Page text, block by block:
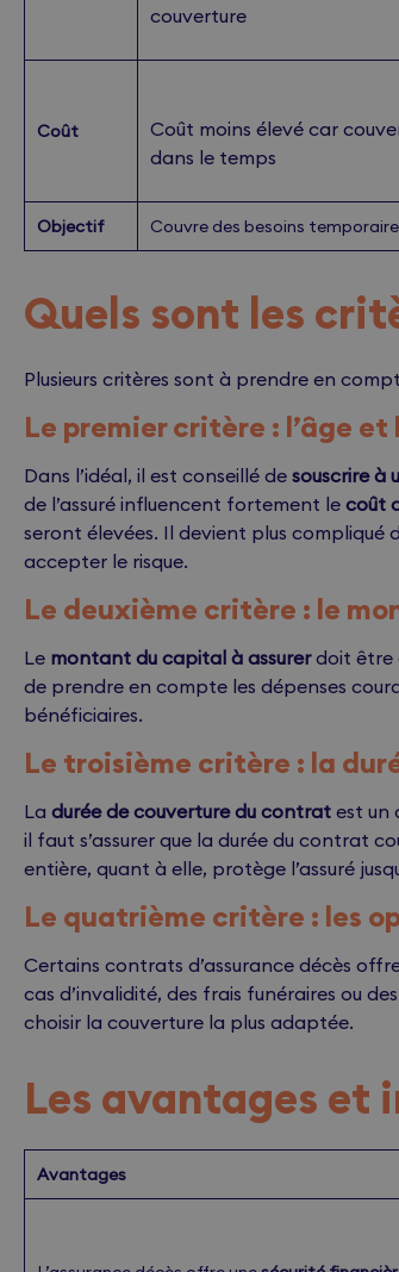
couverture
Coût
Coût moins élevé car
dans le temps
Objectif Couvre des besoins
Quels sont les
Plusieurs critères sont à prendre en
Le premier critère : l’âge et
Dans l’idéal, il est conseillé de souscrire à
de l’assuré influencent fortement le coût
seront élevées. Il devient plus compliqué
accepter le risque.
Le deuxième critère : le
Le montant du capital à assurerdoit être
de prendre en compte les dépenses
bénéficiaires.
Le troisième critère : la
La durée de couverture du contrat est un
il faut s’assurer que la durée du contrat
entière, quant à elle, protège l’assuré
Le quatrième critère : les
Certains contrats d’assurance décès
cas d’invalidité, des frais funéraires ou
choisir la couverture la plus adaptée.
Les avantages et
Avantages